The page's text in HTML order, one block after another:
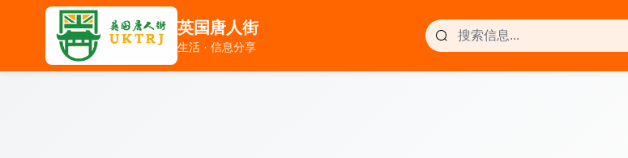
英国唐人街
生活 · 信息分享
英国唐人街
生活 · 信息分享